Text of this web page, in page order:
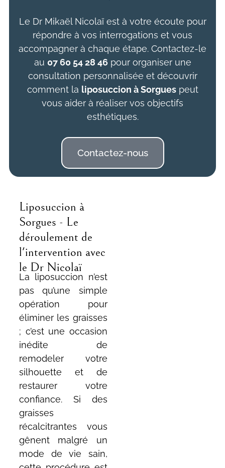
Le Dr Mikaël Nicolaï est à votre écoute pour
répondre à vos interrogations et vous
accompagner à chaque étape. Contactez-le
au 07 60 54 28 46pour organiser une
consultation personnalisée et découvrir
comment la liposuccion à Sorguespeut
vous aider à réaliser vos objectifs
esthétiques.
Contactez-nous
Liposuccion à
Sorgues - Le
déroulement de
l'intervention avec
le Dr Nicolaï
La liposuccion n’est
pas qu’une simple
opération pour
éliminer les graisses
; c’est une occasion
inédite de
remodeler votre
silhouette et de
restaurer votre
confiance. Si des
graisses
récalcitrantes vous
gênent malgré un
mode de vie sain,